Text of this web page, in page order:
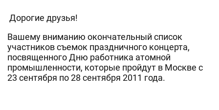
Дорогие друзья!
Вашему вниманию окончательный список
участников съемок праздничного концерта,
посвященного Дню работника атомной
промышленности, которые пройдут в Москве с
23 сентября по 28 сентября 2011 года.